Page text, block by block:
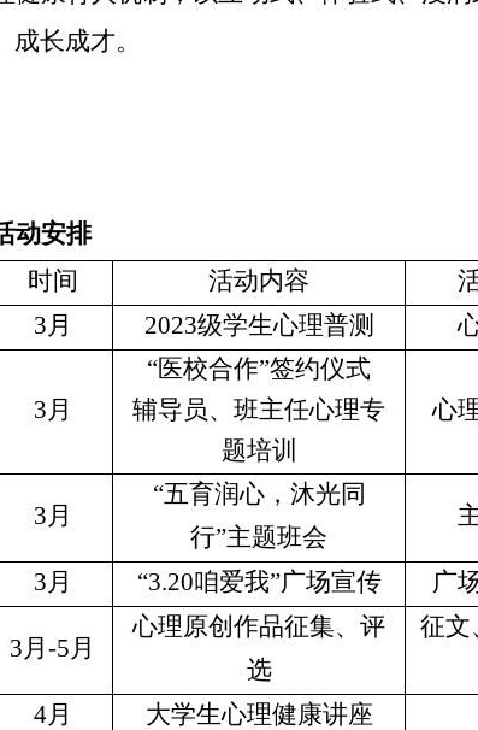
长成才。
动安排
时间 活动内容
3月 2023级学生心理普测
3月
“医校合作”签约仪式
辅导员、班主任心理专
题培训
心
3月
“五育润心，沐光同
行”主题班会
3月 “3.20咱爱我”广场宣传 广
3月-5月
心理原创作品征集、评
选
征文
4月 大学生心理健康讲座